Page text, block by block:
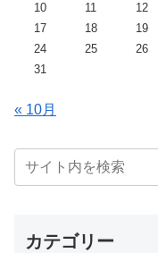
10
11 12
17
18 19
24
25 26
31
« 10月
カテゴリー